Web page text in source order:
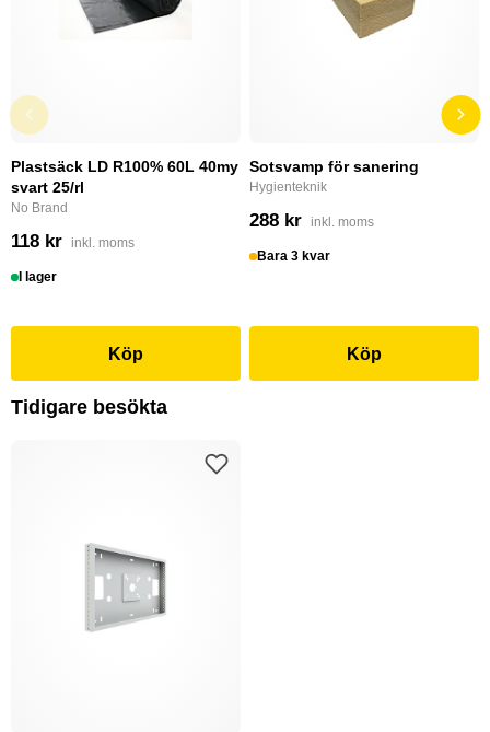
Plastsäck LD R100% 60L 40my
svart 25/rl
No Brand
118 kr inkl. moms
I lager
Köp
Sotsvamp för sanering
Hygienteknik
288 kr inkl. moms
Bara 3 kvar
Köp
Tidigare besökta